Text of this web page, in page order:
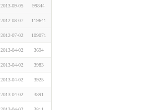
2013-09-05 99844
2012-08-07 119641
2012-07-02 109071
2013-04-02 3694
2013-04-02 3983
2013-04-02 3925
2013-04-02 3891